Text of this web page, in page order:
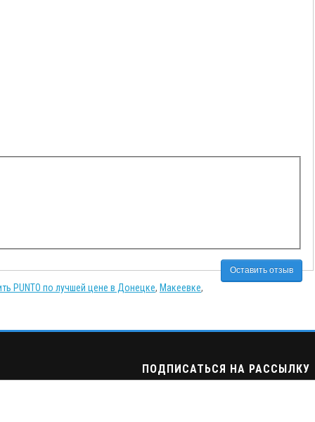
Оставить отзыв
PUNTO по лучшей цене в Донецке, Макеевке,
ПОДПИСАТЬСЯ НА РАССЫЛКУ